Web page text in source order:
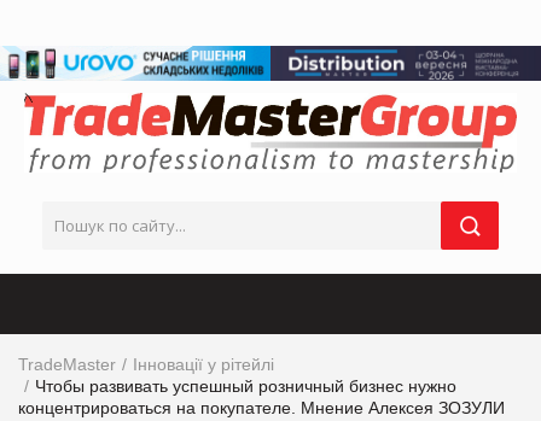
TradeMaster
Інновації у рітейлі
Чтобы развивать успешный розничный бизнес нужно
концентрироваться на покупателе. Мнение Алексея ЗОЗУЛИ